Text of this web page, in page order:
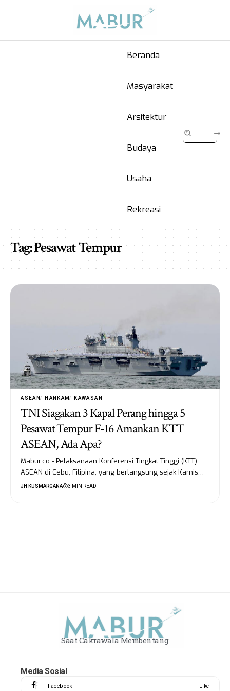
Beranda
Masyarakat
Arsitektur
Budaya
Usaha
Rekreasi
Tag:Pesawat Tempur
ASEAN HANKAM KAWASAN
TNI Siagakan 3 Kapal Perang hingga 5
Pesawat Tempur F-16 Amankan KTT
ASEAN, Ada Apa?
Mabur.co - Pelaksanaan Konferensi Tingkat Tinggi (KTT)
ASEAN di Cebu, Filipina, yang berlangsung sejak Kamis…
JH KUSMARGANA 3 MIN READ
Saat Cakrawala Membentang
Media Sosial
Facebook Like